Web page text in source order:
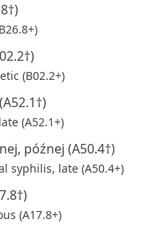
(B02.2+)
(A52.1+)
późnej (A50.4†)
syphilis, late (A50.4+)
(A17.8+)